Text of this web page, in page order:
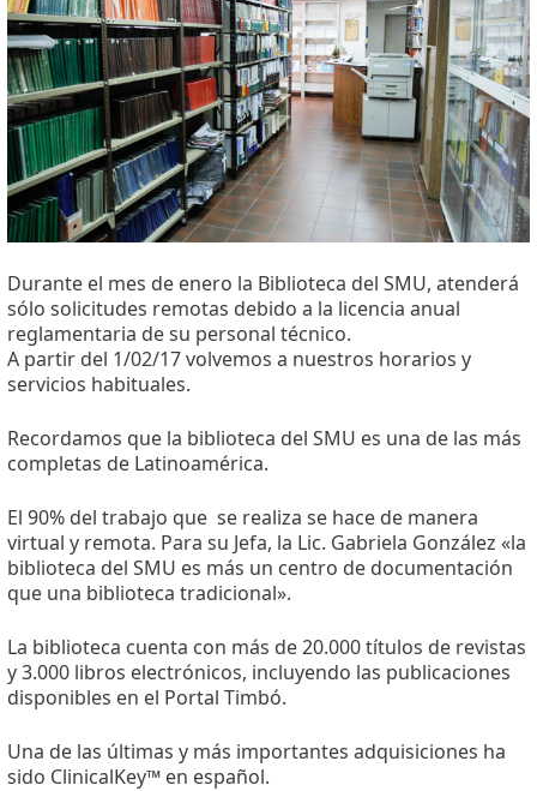
Durante el mes de enero la Biblioteca del SMU, atenderá
sólo solicitudes remotas debido a la licencia anual
reglamentaria de su personal técnico.
A partir del 1/02/17 volvemos a nuestros horarios y
servicios habituales.
Recordamos que la biblioteca del SMU es una de las más
completas de Latinoamérica.
El 90% del trabajo que se realiza se hace de manera
virtual y remota. Para su Jefa, la Lic. Gabriela González «la
biblioteca del SMU es más un centro de documentación
que una biblioteca tradicional».
La biblioteca cuenta con más de 20.000 títulos de revistas
y 3.000 libros electrónicos, incluyendo las publicaciones
disponibles en el Portal Timbó.
Una de las últimas y más importantes adquisiciones ha
sido ClinicalKey™ en español.